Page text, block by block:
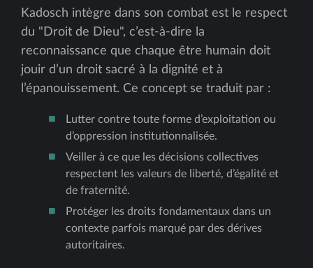
Kadosch intègre dans son combat est le respect
du "Droit de Dieu", c’est-à-dire la
reconnaissance que chaque être humain doit
jouir d’un droit sacré à la dignité et à
l’épanouissement. Ce concept se traduit par :
Lutter contre toute forme d’exploitation ou
d’oppression institutionnalisée.
Veiller à ce que les décisions collectives
respectent les valeurs de liberté, d’égalité et
de fraternité.
Protéger les droits fondamentaux dans un
contexte parfois marqué par des dérives
autoritaires.